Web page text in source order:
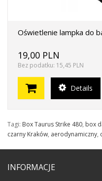
Oświetlenie lampka do
19,00 PLN
Bez podatku: 15,45 PLN
Details
Tagi: Box Taurus Strike 480, box
czarny Kraków, aerodynamiczny,
INFORMACJE